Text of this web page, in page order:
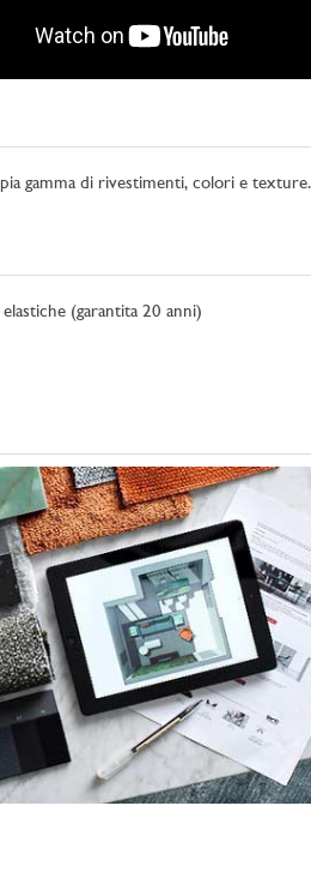
gamma di rivestimenti, colori e
(garantita 20 anni)